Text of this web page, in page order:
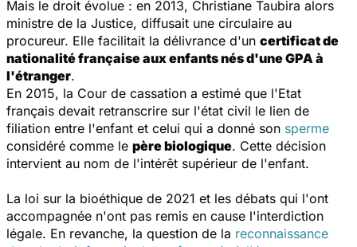
Mais le droit évolue : en 2013, Christiane Taubira alors
ministre de la Justice, diffusait une circulaire au
procureur. Elle facilitait la délivrance d'un certificat de
nationalité française aux enfants nés d'une GPA à
l'étranger.
En 2015, la Cour de cassation a estimé que l'Etat
français devait retranscrire sur l'état civil le lien de
filiation entre l'enfant et celui qui a donné son sperme
considéré comme le père biologique. Cette décision
intervient au nom de l'intérêt supérieur de l'enfant.
La loi sur la bioéthique de 2021 et les débats qui l'ont
accompagnée n'ont pas remis en cause l'interdiction
légale. En revanche, la question de la reconnaissance